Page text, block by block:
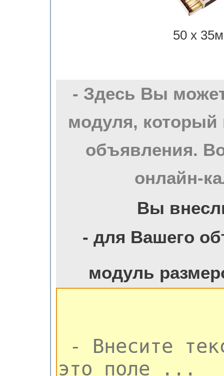
50 х
- Здесь Вы
модуля, который
объявления.
онлайн-
Вы
- для Вашего
модуль